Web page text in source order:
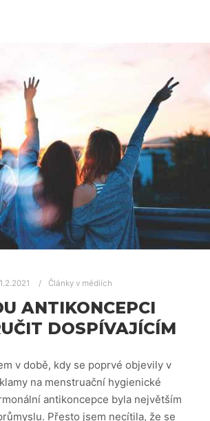
1.2.2021 Články v médiích
ANTIKONCEPCI
DOSPÍVAJÍCÍM
v době, kdy se poprvé objevily v
na menstruační hygienické
antikoncepce byla největším
Přesto jsem necítila, že se